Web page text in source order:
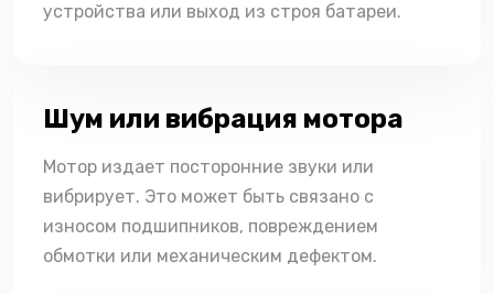
устройства или выход из строя батареи.
Шум или вибрация мотора
Мотор издает посторонние звуки или
вибрирует. Это может быть связано с
износом подшипников, повреждением
обмотки или механическим дефектом.